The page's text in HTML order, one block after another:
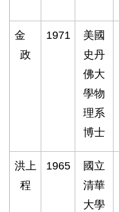
金
政
1971
美國
史丹
佛大
學物
理系
博士
洪上
程
1965
國立
清華
大學